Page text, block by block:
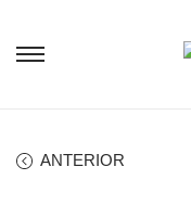
ANTERIOR